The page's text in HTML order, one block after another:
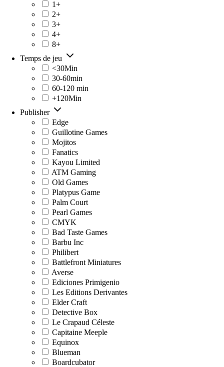
1+
2+
3+
4+
8+
Temps de jeu
<30Min
30-60min
60-120 min
+120Min
Publisher
Edge
Guillotine Games
Mojitos
Fanatics
Kayou Limited
ATM Gaming
Old Games
Platypus Game
Palm Court
Pearl Games
CMYK
Bad Taste Games
Barbu Inc
Philibert
Battlefront Miniatures
Averse
Ediciones Primigenio
Les Editions Derivantes
Elder Craft
Detective Box
Le Crapaud Céleste
Capitaine Meeple
Equinox
Blueman
Boardcubator